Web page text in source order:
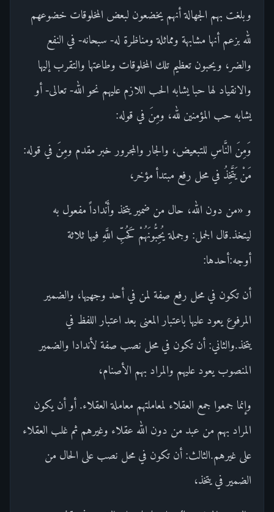
وبلغت بهم الجهالة أنهم يخضعون لبعض المخلوقات خضوعهم
لله بزعم أنها مشابهة ومماثلة ومناظرة له- سبحانه- في النفع
والضر، ويحبون تعظيم تلك المخلوقات وطاعتها والتقرب إليها
والانقياد لها حبا يشابه الحب اللازم عليهم نحو الله- تعالى- أو
يشابه حب المؤمنين لله، ومِنَ في قوله:
وَمِنَ النَّاسِ للتبعيض، والجار والمجرور خبر مقدم ومِنَ في قوله:
مَنْ يَتَّخِذُ في محل رفع مبتدأ مؤخر،
و «من دون الله، حال من ضمير يتخذ وأَنْداداً مفعول به
ليتخذ.قال الجمل: وجملة يُحِبُّونَهُمْ كَحُبِّ اللَّهِ فيها ثلاثة
أوجه:أحدها:
أن تكون في محل رفع صفة لمن في أحد وجهيها، والضمير
المرفوع يعود عليها باعتبار المعنى بعد اعتبار اللفظ في
يتخذ.والثاني: أن تكون في محل نصب صفة لأندادا والضمير
المنصوب يعود عليهم والمراد بهم الأصنام،
وإنما جمعوا جمع العقلاء لمعاملتهم معاملة العقلاء. أو أن يكون
المراد بهم من عبد من دون الله عقلاء وغيرهم ثم غلب العقلاء
على غيرهم.الثالث: أن تكون في محل نصب على الحال من
الضمير في يتخذ،